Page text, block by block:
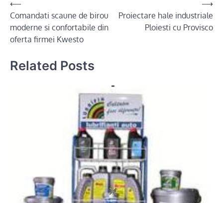
Post
navigation
⟵
Comandati scaune de birou
moderne si confortabile din
oferta firmei Kwesto
Proiectare hale industriale
Ploiesti cu Provisco
⟶
Related Posts